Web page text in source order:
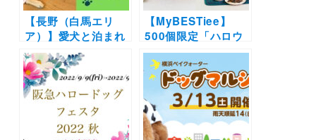
【長野（白馬エリ
ア）】愛犬と泊まれ
る宿11選！温泉付き
のリゾートホテルか
らペットフレンドリ
ーなペンションまで
を厳選（実際のおで
かけレポートあり）
【MyBESTiee】
500個限定「ハロウ
ィンBOX」＆「クリ
スマスBOX」販売開
始！可愛い装飾品か
らわんこ用グッズま
で盛りだくさん